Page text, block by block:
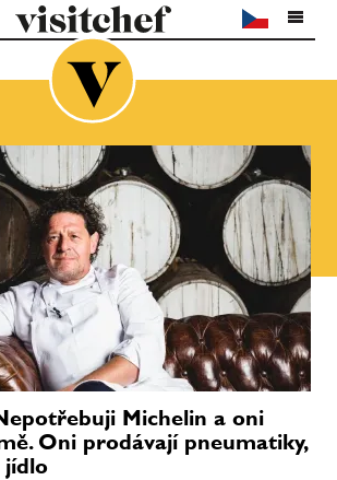
Michelin a oni
Oni prodávají pneumatiky,
jídlo